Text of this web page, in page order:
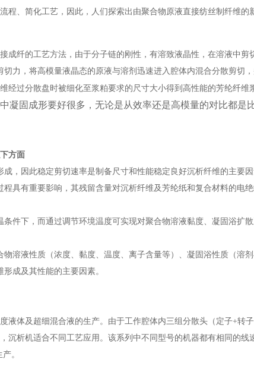
程、简化工艺，因此，人们探索出由聚合物原液直接纺丝制纤维的
成纤的工艺方法， 由于分子链的刚性，有溶致液晶性，在溶液中剪
力，将高模量液晶态的原液与溶剂迅速进入腔体内混合分散剪切，
经过分散盘时被细化至浆粕要求的尺寸大小得到高性能的芳纶纤维
凝固成形要好很多，无论是从效率还是高模量的对比都是
方面
，因此稳定剪切速率是制备尺寸和性能稳定良好沉析纤维的主要
具有重要影响，其残留含量对沉析纤维及芳纶纸和复合材料的电
件下，而通过调节环境温度可实现对聚合物溶液黏度、凝固浴扩
溶液性质（浓度、黏度、温度、离子含量等）、凝固浴性质（溶
形成及其性能的主要因素。
液体及超细混合液的生产。由于工作腔体内三组分散头（定子+转
沉析机适合不同工艺应用。该系列中不同型号的机器都有相同的
产。